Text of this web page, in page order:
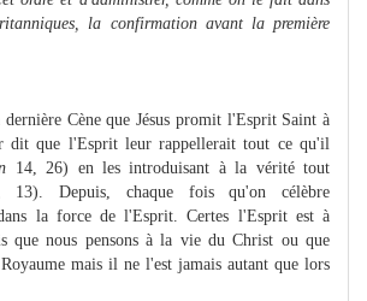
la confirmation avant la première
dernière Cène que Jésus promit l'Esprit Saint à
dit que l'Esprit leur rappellerait tout ce qu'il
14, 26) en les introduisant à la vérité tout
13). Depuis, chaque fois qu'on célèbre
la force de l'Esprit. Certes l'Esprit est à
que nous pensons à la vie du Christ ou que
mais il ne l'est jamais autant que lors